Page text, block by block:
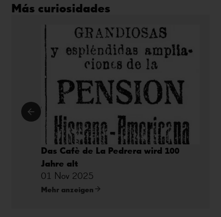
Más curiosidades
Das Cafè de La Pedrera wird 100
Jahre alt
01 Nov 2025
Mehr anzeigen